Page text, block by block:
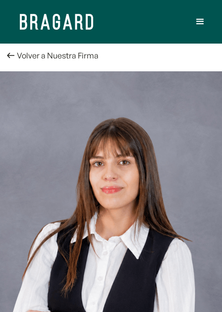
Volver a Nuestra Firma